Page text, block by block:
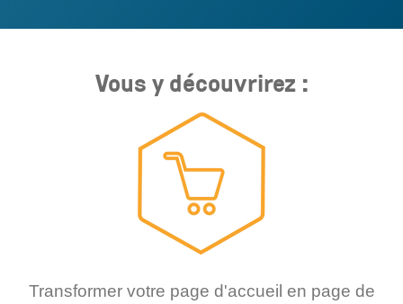
Vous y découvrirez :
Transformer votre page d'accueil en page de